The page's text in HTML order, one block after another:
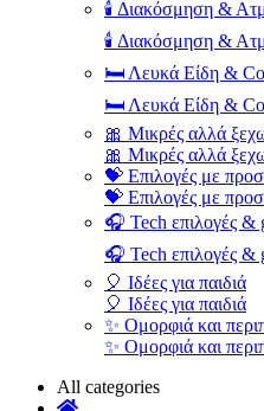
🕯️ Διακόσμηση &
🕯️ Διακόσμηση &
🛏️ Λευκά Είδη &
🛏️ Λευκά Είδη &
🎀 Μικρές αλλά
🎀 Μικρές αλλά
💝 Επιλογές με
💝 Επιλογές με
🎧 Tech επιλογές &
🎧 Tech επιλογές &
🎈 Ιδέες για παιδιά
🎈 Ιδέες για παιδιά
✨ Ομορφιά και
✨ Ομορφιά και
All categories